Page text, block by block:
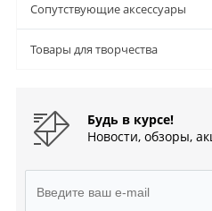
Сопутствующие аксессуары
Товары для творчества
Будь в курсе!
Новости, обзоры,